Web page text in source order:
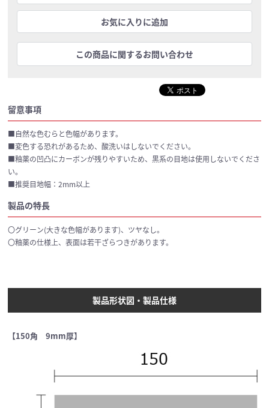
お気に入りに追加
この商品に関するお問い合わせ
留意事項
■自然な色むらと色幅があります。
■変色する恐れがあるため、酸洗いはしないでください。
■釉薬の凹凸にカーボンが残りやすいため、黒系の目地は使用しないでくださ
い。
■推奨目地幅：2mm以上
製品の特長
〇グリーン(大きな色幅があります)、ツヤなし。
〇釉薬の仕様上、表面は若干ざらつきがあります。
製品形状図・製品仕様
【150角 9mm厚】